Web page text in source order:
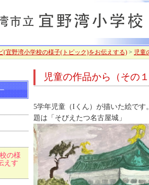
(宜野湾小学校の様子(トピック)をお伝えする) > 児童
児童の作品から（その
5学年児童（Iくん）が描いた絵です
題は「そびえたつ名古屋城」
の様
えす